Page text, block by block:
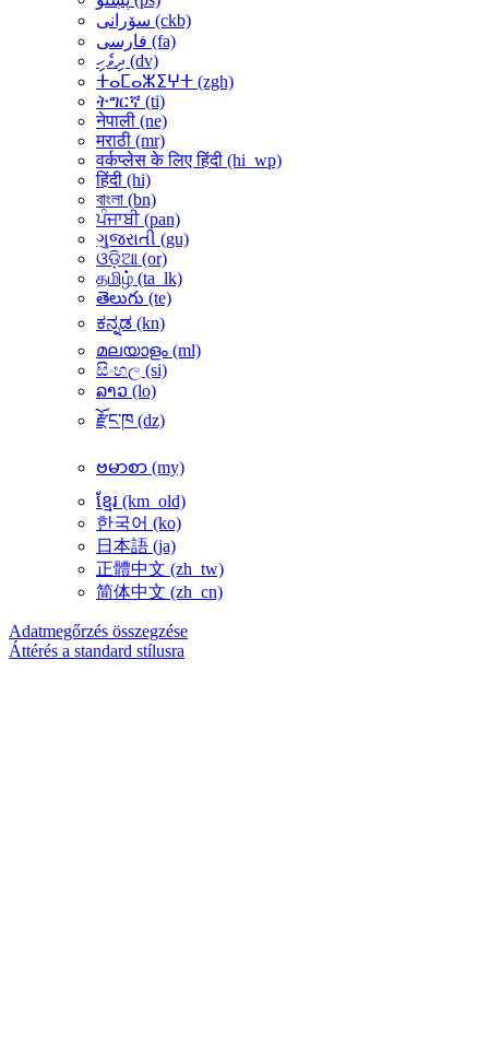
سۆرانی ‎(ckb)‎
فارسی ‎(fa)‎
ދިވެހި ‎(dv)‎
ⵜⴰⵎⴰⵣⵉⵖⵜ ‎(zgh)‎
ትግርኛ ‎(ti)‎
नेपाली ‎(ne)‎
मराठी ‎(mr)‎
वर्कप्लेस के लिए हिंदी ‎(hi_wp)‎
हिंदी ‎(hi)‎
বাংলা ‎(bn)‎
ਪੰਜਾਬੀ ‎(pan)‎
ગુજરાતી ‎(gu)‎
ଓଡ଼ିଆ ‎(or)‎
தமிழ் ‎(ta_lk)‎
తెలుగు ‎(te)‎
ಕನ್ನಡ ‎(kn)‎
മലയാളം ‎(ml)‎
සිංහල ‎(si)‎
ລາວ ‎(lo)‎
རྫོང་ཁ ‎(dz)‎
ဗမာစာ ‎(my)‎
ខ្មែរ ‎(km_old)‎
한국어 ‎(ko)‎
日本語 ‎(ja)‎
正體中文 ‎(zh_tw)‎
简体中文 ‎(zh_cn)‎
Adatmegőrzés összegzése
Áttérés a standard stílusra